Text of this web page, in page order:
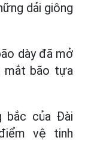
dải giông
dày đã mở
mắt bão tựa
bắc của Đài
vệ tinh